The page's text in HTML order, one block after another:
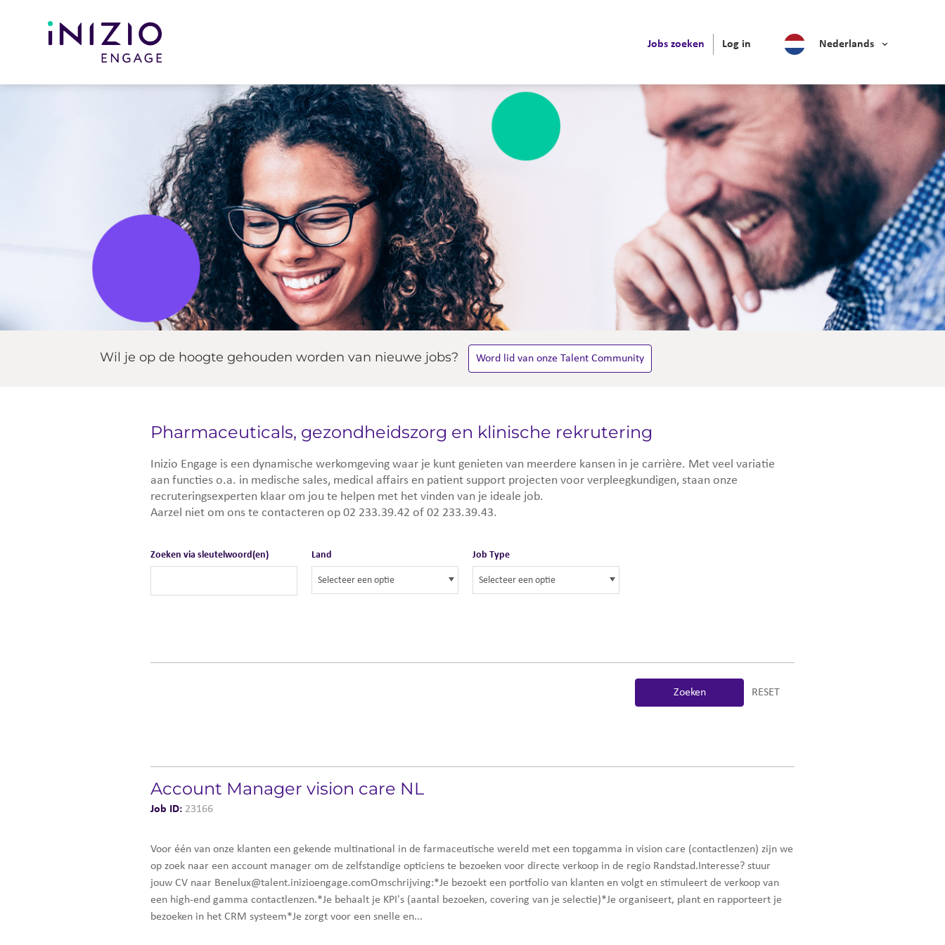
Jobs zoeken Log in Nederlands
Wil je op de hoogte gehouden worden van nieuwe jobs? Word lid van onze Talent Community
Pharmaceuticals, gezondheidszorg en klinische rekrutering
Inizio Engage is een dynamische werkomgeving waar je kunt genieten van meerdere kansen in je carrière. Met veel variatie
aan functies o.a. in medische sales, medical affairs en patient support projecten voor verpleegkundigen, staan onze
recruteringsexperten klaar om jou te helpen met het vinden van je ideale job.
Aarzel niet om ons te contacteren op 02 233.39.42 of 02 233.39.43.
Zoeken naar openstaande posities
Zoeken via sleutelwoord(en) Land Job Type
Zoeken RESET
Account Manager vision care NL
Job ID: 23166
Voor één van onze klanten een gekende multinational in de farmaceutische wereld met een topgamma in vision care (contactlenzen) zijn we
op zoek naar een account manager om de zelfstandige opticiens te bezoeken voor directe verkoop in de regio Randstad.Interesse? stuur
jouw CV naar Benelux@talent.inizioengage.comOmschrijving:*Je bezoekt een portfolio van klanten en volgt en stimuleert de verkoop van
een high-end gamma contactlenzen.*Je behaalt je KPI's (aantal bezoeken, covering van je selectie)*Je organiseert, plant en rapporteert je
bezoeken in het CRM systeem*Je zorgt voor een snelle en...